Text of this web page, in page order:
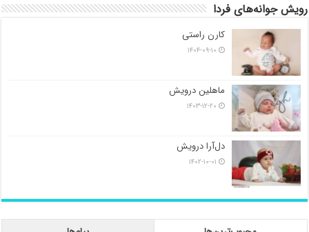
رویش جوانه‌های فردا
کارن راستی
۱۴۰۴-۰۹-۱۰
ماهلین درویش
۱۴۰۳-۱۲-۲۰
دل‌آرا درویش
۱۴۰۲-۱۰-۰۱